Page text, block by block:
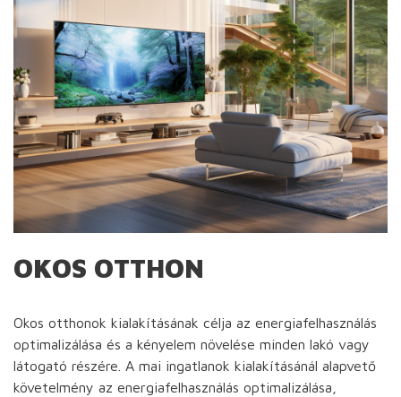
OKOS OTTHON
Okos otthonok kialakításának célja az energiafelhasználás
optimalizálása és a kényelem növelése minden lakó vagy
látogató részére. A mai ingatlanok kialakításánál alapvető
követelmény az energiafelhasználás optimalizálása,